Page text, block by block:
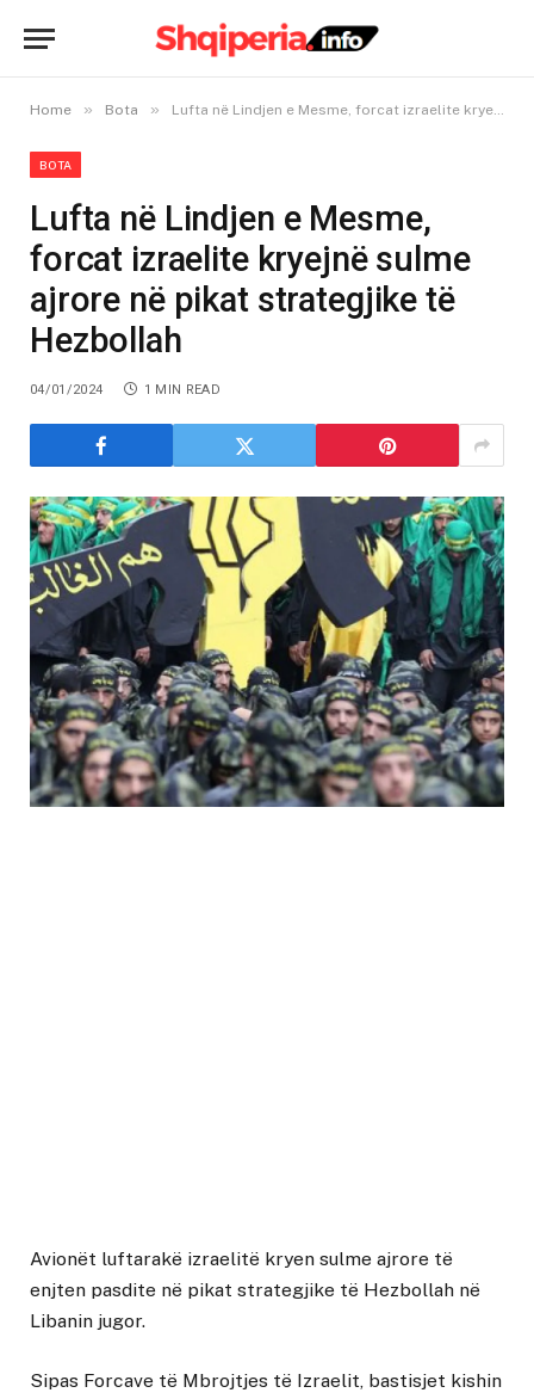
Home » Bota » Lufta në Lindjen e Mesme, forcat izraelite kryejnë sulme ajrore në pikat strategjike të Hezbollah
BOTA
Lufta në Lindjen e Mesme,
forcat izraelite kryejnë sulme
ajrore në pikat strategjike të
Hezbollah
04/01/2024 1 MIN READ
Avionët luftarakë izraelitë kryen sulme ajrore të
enjten pasdite në pikat strategjike të Hezbollah në
Libanin jugor.
Sipas Forcave të Mbrojtjes të Izraelit, bastisjet kishin